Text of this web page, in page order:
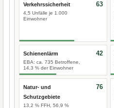
Verkehrssicherheit
4,5 Unfälle je 1.000
Einwohner
63
Schienenlärm
EBA: ca. 735 Betroffene,
14,3 % der Einwohner
42
Natur- und
Schutzgebiete
13,2 % FFH, 56,9 %
76